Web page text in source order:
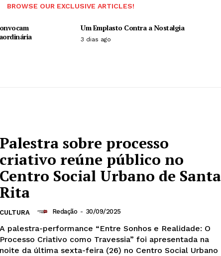
BROWSE OUR EXCLUSIVE ARTICLES!
Um Emplasto Contra a Nostalgia
3 dias ago
Palestra sobre processo
criativo reúne público no
Centro Social Urbano de Santa
Rita
CULTURA Redação - 30/09/2025
A palestra-performance “Entre Sonhos e Realidade: O
Processo Criativo como Travessia” foi apresentada na
noite da última sexta-feira (26) no Centro Social Urbano